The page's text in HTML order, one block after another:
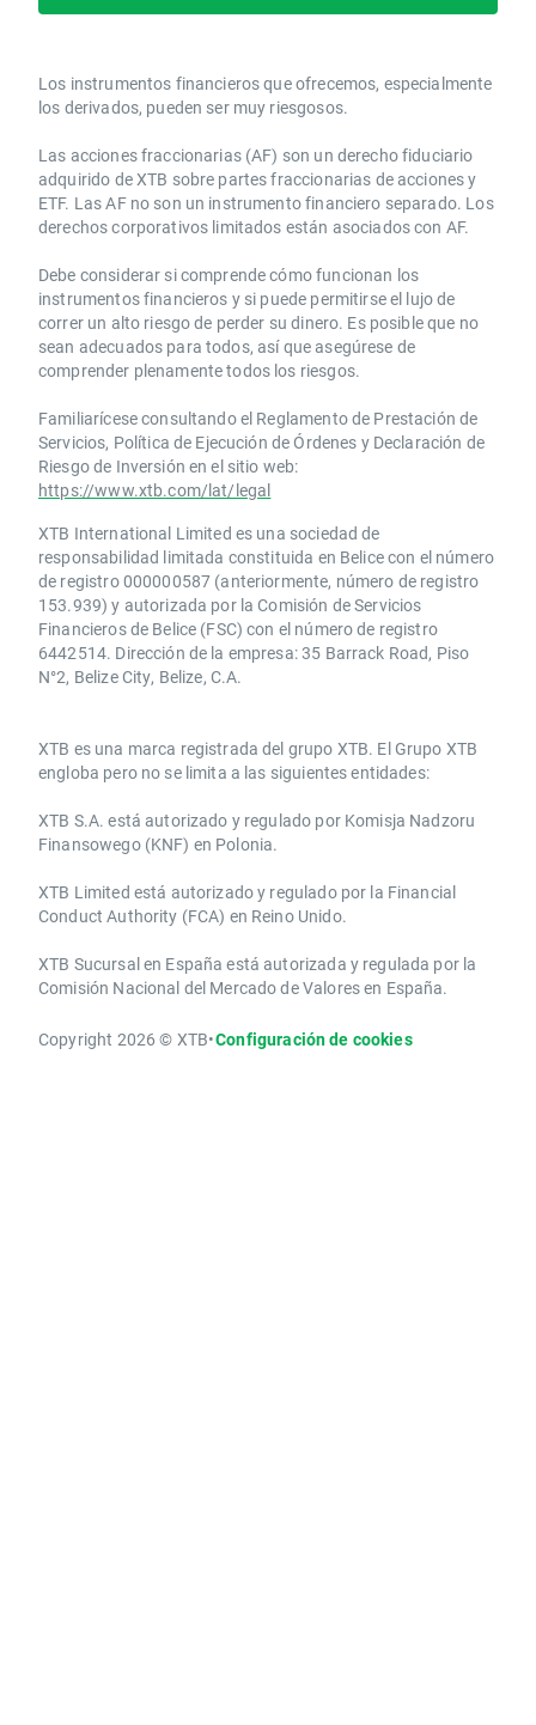
Los instrumentos financieros que ofrecemos, especialmente
los derivados, pueden ser muy riesgosos.
Las acciones fraccionarias (AF) son un derecho fiduciario
adquirido de XTB sobre partes fraccionarias de acciones y
ETF. Las AF no son un instrumento financiero separado. Los
derechos corporativos limitados están asociados con AF.
Debe considerar si comprende cómo funcionan los
instrumentos financieros y si puede permitirse el lujo de
correr un alto riesgo de perder su dinero. Es posible que no
sean adecuados para todos, así que asegúrese de
comprender plenamente todos los riesgos.
Familiarícese consultando el Reglamento de Prestación de
Servicios, Política de Ejecución de Órdenes y Declaración de
Riesgo de Inversión en el sitio web:
https://www.xtb.com/lat/legal
XTB International Limited es una sociedad de
responsabilidad limitada constituida en Belice con el número
de registro 000000587 (anteriormente, número de registro
153.939) y autorizada por la Comisión de Servicios
Financieros de Belice (FSC) con el número de registro
6442514. Dirección de la empresa: 35 Barrack Road, Piso
N°2, Belize City, Belize, C.A.
​​XTB es una marca registrada del grupo XTB. El Grupo XTB
engloba pero no se limita a las siguientes entidades:
XTB S.A.​ está autorizado y regulado por Komisja Nadzoru
Finansowego (KNF) ​en Polonia.
XTB Limited ​está autorizado y regulado por la ​Financial
Conduct Authority ​(FCA) en ​​Reino Unido.
XTB Sucursal en España está autorizada y regulada por la
Comisión Nacional del Mercado de Valores en España.
Copyright 2026 © XTB•Configuración de cookies